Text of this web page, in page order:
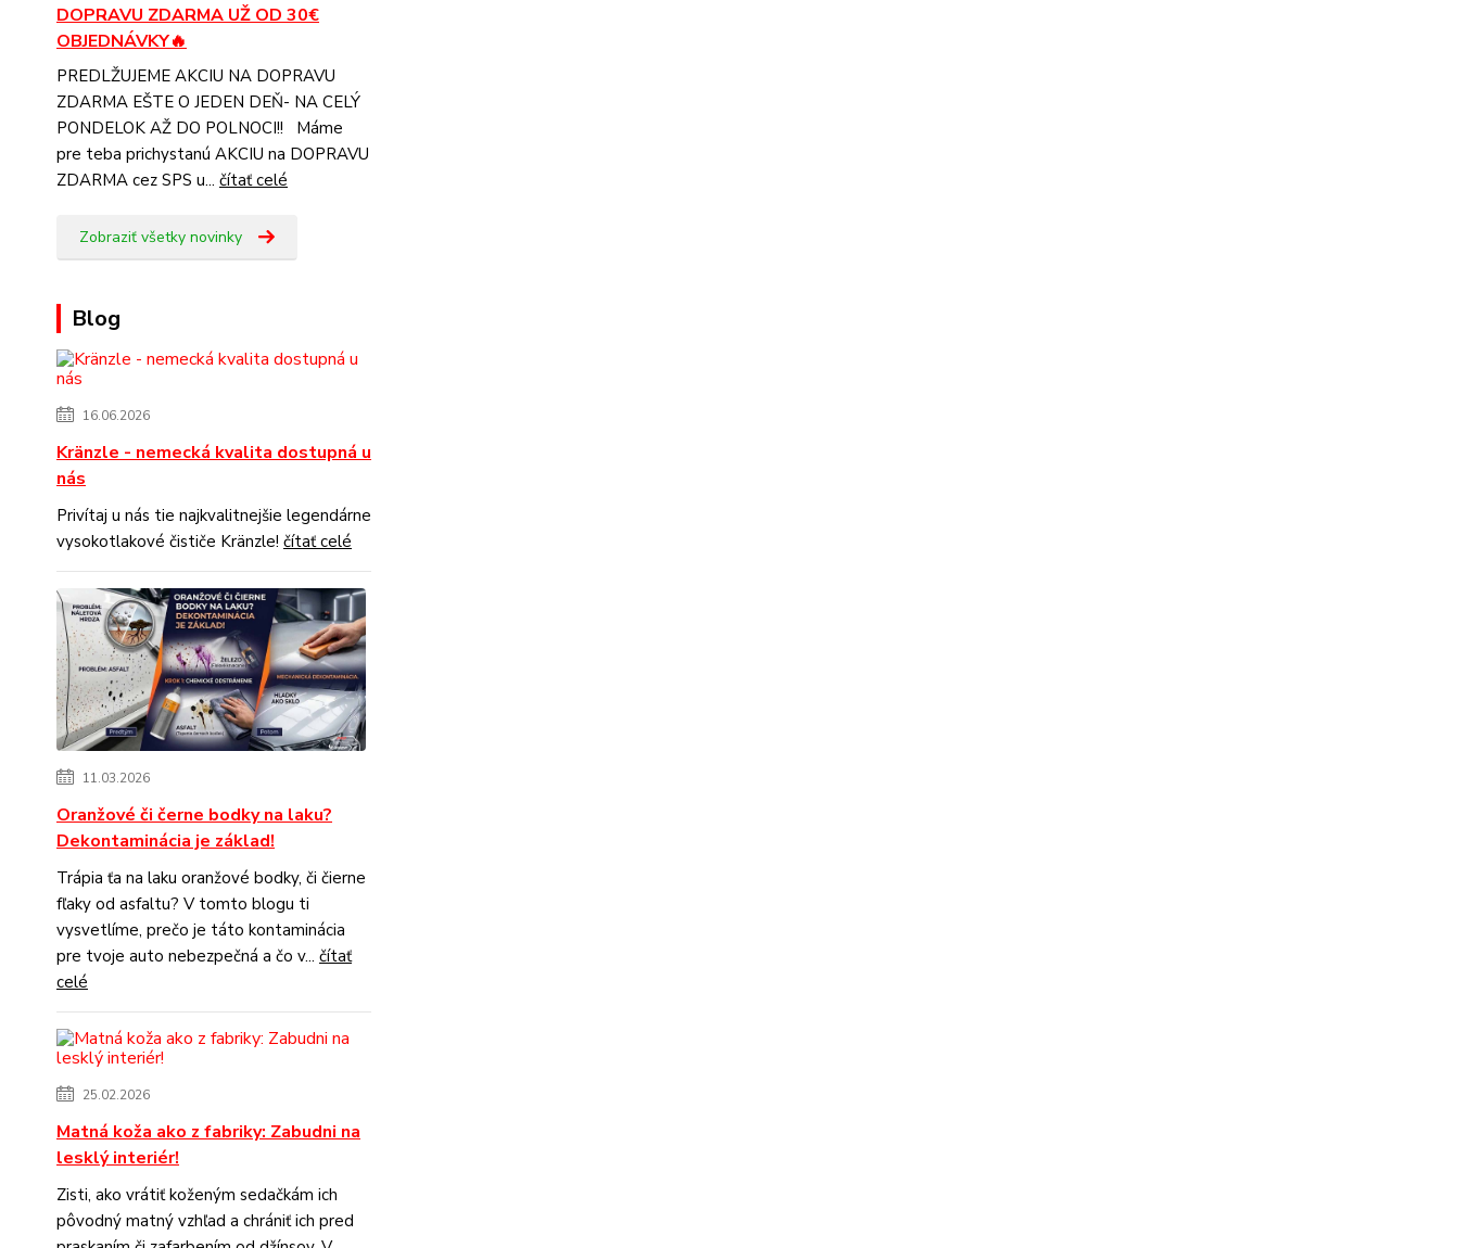
DOPRAVU ZDARMA UŽ OD 30€
OBJEDNÁVKY🔥
PREDLŽUJEME AKCIU NA DOPRAVU
ZDARMA EŠTE O JEDEN DEŇ- NA CELÝ
PONDELOK AŽ DO POLNOCI!! Máme
pre teba prichystanú AKCIU na DOPRAVU
ZDARMA cez SPS u... čítať celé
Zobraziť všetky novinky
Blog
16.06.2026
Kränzle - nemecká kvalita dostupná u
nás
Privítaj u nás tie najkvalitnejšie legendárne
vysokotlakové čističe Kränzle! čítať celé
11.03.2026
Oranžové či černe bodky na laku?
Dekontaminácia je základ!
Trápia ťa na laku oranžové bodky, či čierne
fľaky od asfaltu? V tomto blogu ti
vysvetlíme, prečo je táto kontaminácia
pre tvoje auto nebezpečná a čo v... čítať
celé
25.02.2026
Matná koža ako z fabriky: Zabudni na
lesklý interiér!
Zisti, ako vrátiť koženým sedačkám ich
pôvodný matný vzhľad a chrániť ich pred